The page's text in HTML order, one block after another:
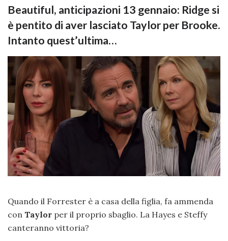
Beautiful, anticipazioni 13 gennaio: Ridge si
è pentito di aver lasciato Taylor per Brooke.
Intanto quest’ultima…
Quando il Forrester è a casa della figlia, fa ammenda
con Taylor per il proprio sbaglio. La Hayes e Steffy
canteranno vittoria?